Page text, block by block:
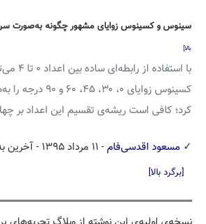
سینوس و کسینوس زوایای مشهور چگونه به‌صورت
با استفاده از
کسینوس زوایای ۰، ۳۰،
کرد؛ کافی است ریشه‌ی تقسیم این اعداد بر چهار
مسعود اقدسی‌فام- ۱۱ مرداد ۱۳۹۵ - آخرین
[برگرد بالا]